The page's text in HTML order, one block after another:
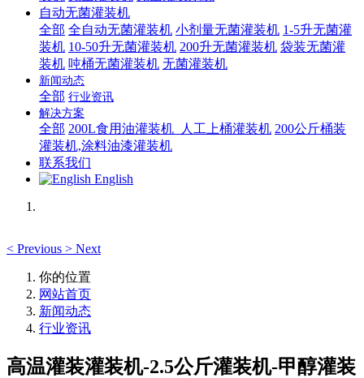
自动无菌灌装机
全部 全自动无菌灌装机 小剂量无菌灌装机 1-5升无菌灌
装机 10-50升无菌灌装机 200升无菌灌装机 袋装无菌灌
装机 吨桶无菌灌装机 无菌灌装机
新闻动态
全部 行业资讯
解决方案
全部 200L食用油灌装机_人工上桶灌装机 200公斤桶装
灌装机,涂料油漆灌装机
联系我们
English
< Previous > Next
你的位置
网站首页
新闻动态
行业资讯
高温灌装灌装机-2.5公斤灌装机-甲醇灌装